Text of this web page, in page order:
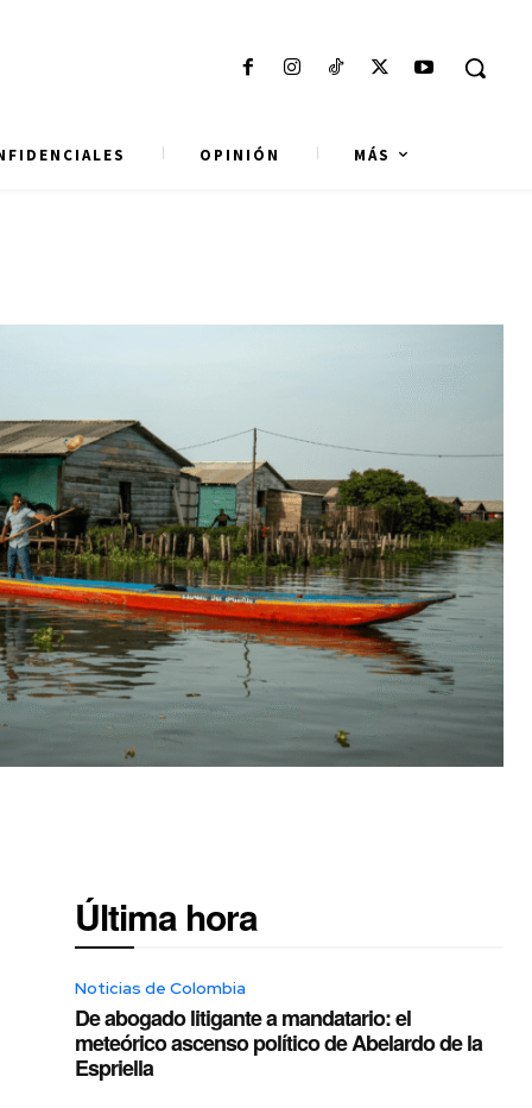
OPINIÓN MÁS
Última hora
Noticias de Colombia
De abogado litigante a mandatario: el
meteórico ascenso político de Abelardo de la
Espriella